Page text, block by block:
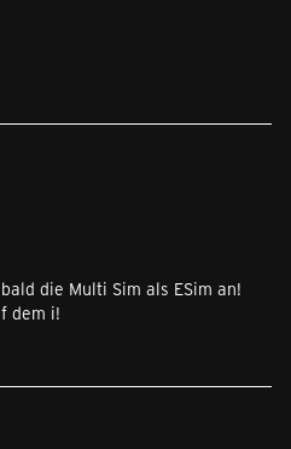
die Multi Sim als ESim an!
dem i!